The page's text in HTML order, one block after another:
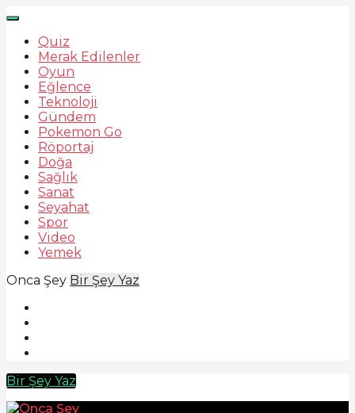
Quiz
Merak Edilenler
Oyun
Eğlence
Teknoloji
Gündem
Pokemon Go
Röportaj
Doğa
Sağlık
Sanat
Seyahat
Spor
Video
Yemek
Onca Şey Bir Şey Yaz
Bir Şey Yaz